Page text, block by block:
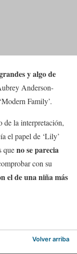
y algo de
Anderson-
Family’.
de la interpretación,
el papel de ‘Lily’
queno se parecia
con su
el de una niña más
Volver arriba